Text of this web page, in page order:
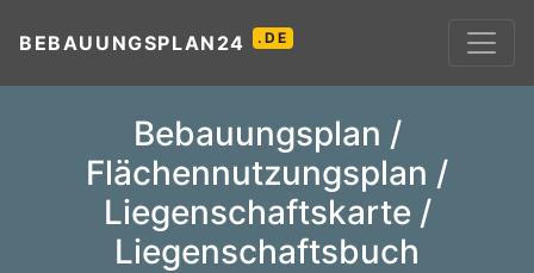
BEBAUUNGSPLAN24 .DE
Bebauungsplan /
Flächennutzungsplan /
Liegenschaftskarte /
Liegenschaftsbuch